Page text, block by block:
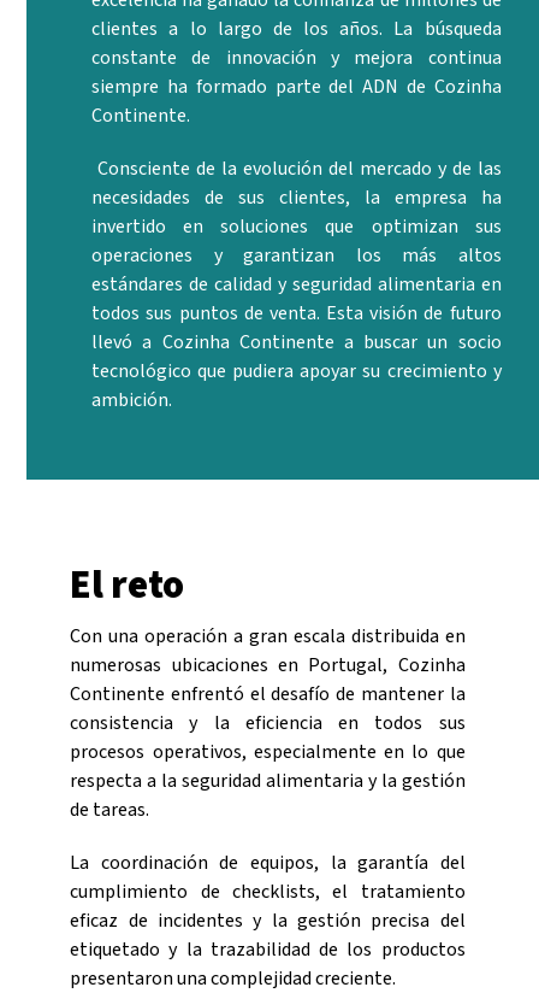
clientes a lo largo de los años. La búsqueda
constante de innovación y mejora continua
siempre ha formado parte del ADN de Cozinha
Continente.
Consciente de la evolución del mercado y de las
necesidades de sus clientes, la empresa ha
invertido en soluciones que optimizan sus
operaciones y garantizan los más altos
estándares de calidad y seguridad alimentaria en
todos sus puntos de venta. Esta visión de futuro
llevó a Cozinha Continente a buscar un socio
tecnológico que pudiera apoyar su crecimiento y
ambición.
El reto
Con una operación a gran escala distribuida en
numerosas ubicaciones en Portugal, Cozinha
Continente enfrentó el desafío de mantener la
consistencia y la eficiencia en todos sus
procesos operativos, especialmente en lo que
respecta a la seguridad alimentaria y la gestión
de tareas.
La coordinación de equipos, la garantía del
cumplimiento de checklists, el tratamiento
eficaz de incidentes y la gestión precisa del
etiquetado y la trazabilidad de los productos
presentaron una complejidad creciente.